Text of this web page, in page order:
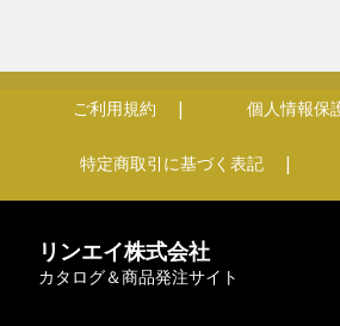
ご利用規約 個人情報保
特定商取引に基づく表記
リンエイ株式会社
カタログ＆商品発注サイト